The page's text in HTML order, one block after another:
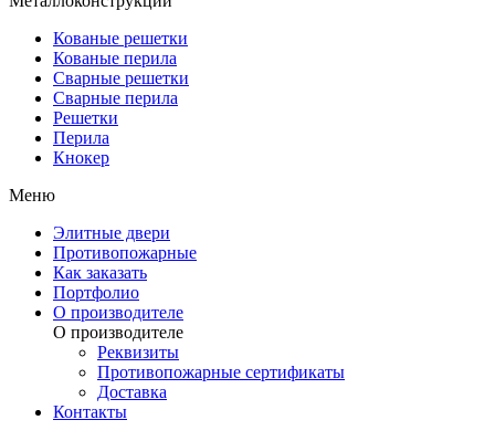
Кованые решетки
Кованые перила
Сварные решетки
Сварные перила
Решетки
Перила
Кнокер
Меню
Элитные двери
Противопожарные
Как заказать
Портфолио
О производителе
О производителе
Реквизиты
Противопожарные сертификаты
Доставка
Контакты